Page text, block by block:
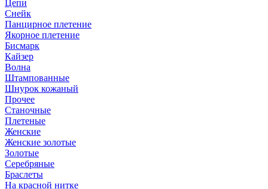
Цепи
Снейк
Панцирное плетение
Якорное плетение
Бисмарк
Кайзер
Волна
Штампованные
Шнурок кожаный
Прочее
Станочные
Плетеные
Женские
Женские золотые
Золотые
Серебряные
Браслеты
На красной нитке